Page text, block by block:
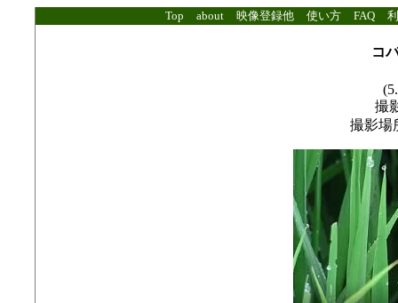
Top about 映像登録他 使い方 FAQ
コ
撮
撮影場